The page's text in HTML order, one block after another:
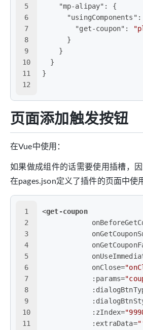
5
6
7
8
9
10
11
12
"mp-alipay" :
{
"usingComponents" :
"get-coupon" :
}
}
}
}
页面添加触发按钮
在Vue中使用：
如果做成组件的话需要使用插槽，
在pages.json定义了插件的页面中使
1
2
3
4
5
6
7
8
9
10
11
<get-coupon
onClose=
:params=
:zIndex=
:extraData=